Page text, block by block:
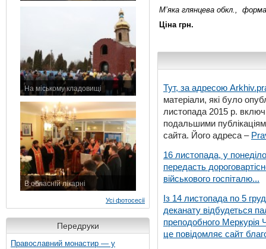
На міському кладовищі
В обласній лікарні
Усі фотосесії
Передруки
Православний монастир — у
М’яка глянцева обкл.,
Ціна грн.
Тут, за адресою
матеріали, які було
листопада 2015 р.
подальшими
сайта. Його адреса –
16 листопада, у
передасть
військового госпіталю...
Із 14 листопада по 5
деканату відбудеться
преподобного Меркурія
це повідомляє сайт